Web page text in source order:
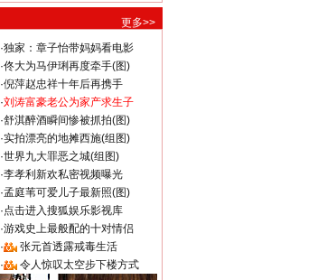
更多>>
·独家：章子怡带妈妈看电影
·佟大为马伊琍再度牵手(图)
·倪萍赵忠祥十年后再携手
·刘涛富豪老公为家产求生子
·舒淇醉酒瞬间惨被抓拍(图)
·实拍漂亮的地摊西施(组图)
·世界九大罪恶之城(组图)
·李孝利新欢私密视频曝光
·孟庭苇可爱儿子最新照(图)
·点击进入搜狐娱乐影视库
·游戏史上最般配的十对情侣
·
张元首透露戒毒生活
· 令人惊叹太空步下楼方式